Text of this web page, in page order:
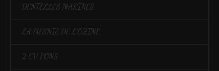
DENTELLES MARINES
LA MESNIE DE L'OZINE
2 CV PONS